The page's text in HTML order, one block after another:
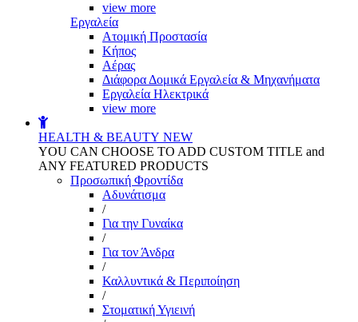
view more
Εργαλεία
Aτομική Προστασία
Kήπος
Αέρας
Διάφορα Δομικά Εργαλεία & Μηχανήματα
Εργαλεία Ηλεκτρικά
view more
HEALTH & BEAUTY NEW
YOU CAN CHOOSE TO ADD CUSTOM TITLE and
ANY FEATURED PRODUCTS
Προσωπική Φροντίδα
Αδυνάτισμα
/
Για την Γυναίκα
/
Για τον Άνδρα
/
Καλλυντικά & Περιποίηση
/
Στοματική Υγιεινή